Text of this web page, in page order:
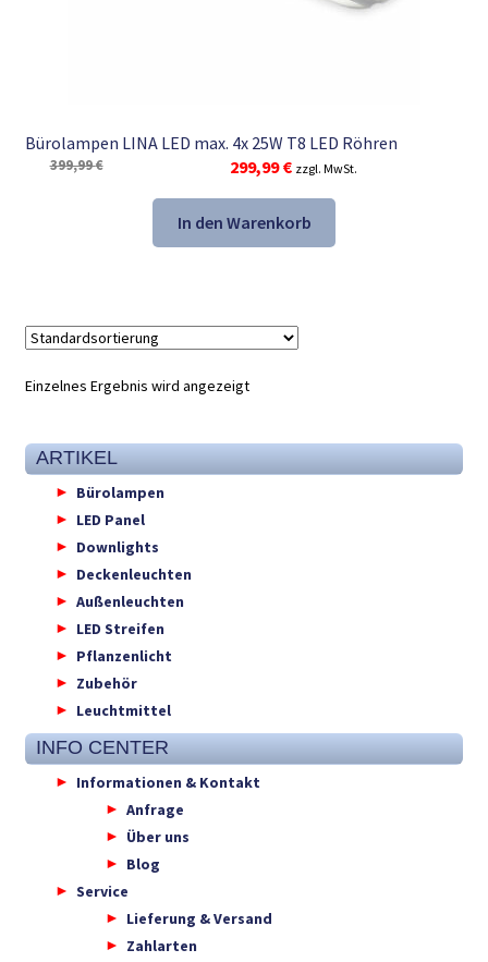
Bürolampen LINA LED max. 4x 25W T8 LED Röhren
399,99€
Ursprünglicher
Preis
war:
399,99 €
299,99€Aktueller
Preis
ist:
299,99 €.
zzgl. MwSt.
In den Warenkorb
Einzelnes Ergebnis wird angezeigt
ARTIKEL
Bürolampen
LED Panel
Downlights
Deckenleuchten
Außenleuchten
LED Streifen
Pflanzenlicht
Zubehör
Leuchtmittel
INFO CENTER
Informationen & Kontakt
Anfrage
Über uns
Blog
Service
Lieferung & Versand
Zahlarten